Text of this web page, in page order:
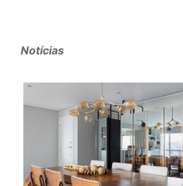
Notícias